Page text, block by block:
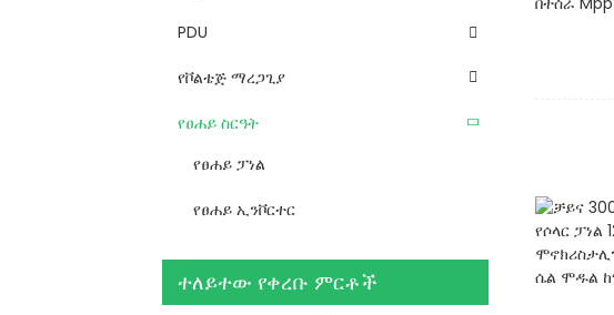
PDU
የቮልቴጅ ማረጋጊያ
የፀሐይ ስርዓት
የፀሐይ ፓነል
የፀሐይ ኢንቮርተር
ተለይተው የቀረቡ ምርቶች